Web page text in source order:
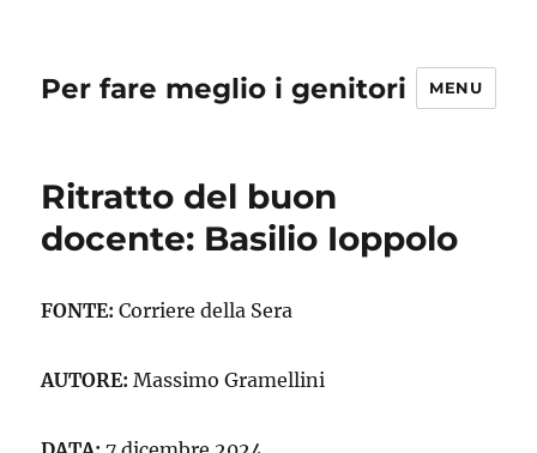
Per fare meglio i genitori MENU
Ritratto del buon
docente: Basilio Ioppolo
FONTE: Corriere della Sera
AUTORE: Massimo Gramellini